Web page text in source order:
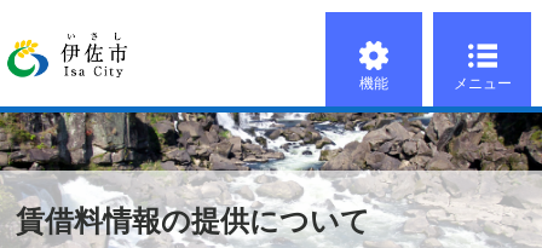
機能 メニュー
賃借料情報の提供について